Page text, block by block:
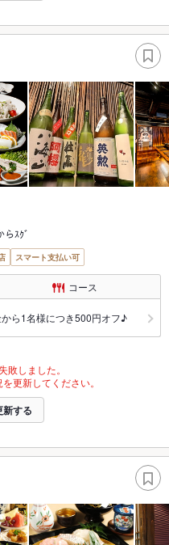
らｽｸﾞ
スマート支払い可
コース
ら1名様につき500円オフ♪
敗しました。
更新してください。
新する